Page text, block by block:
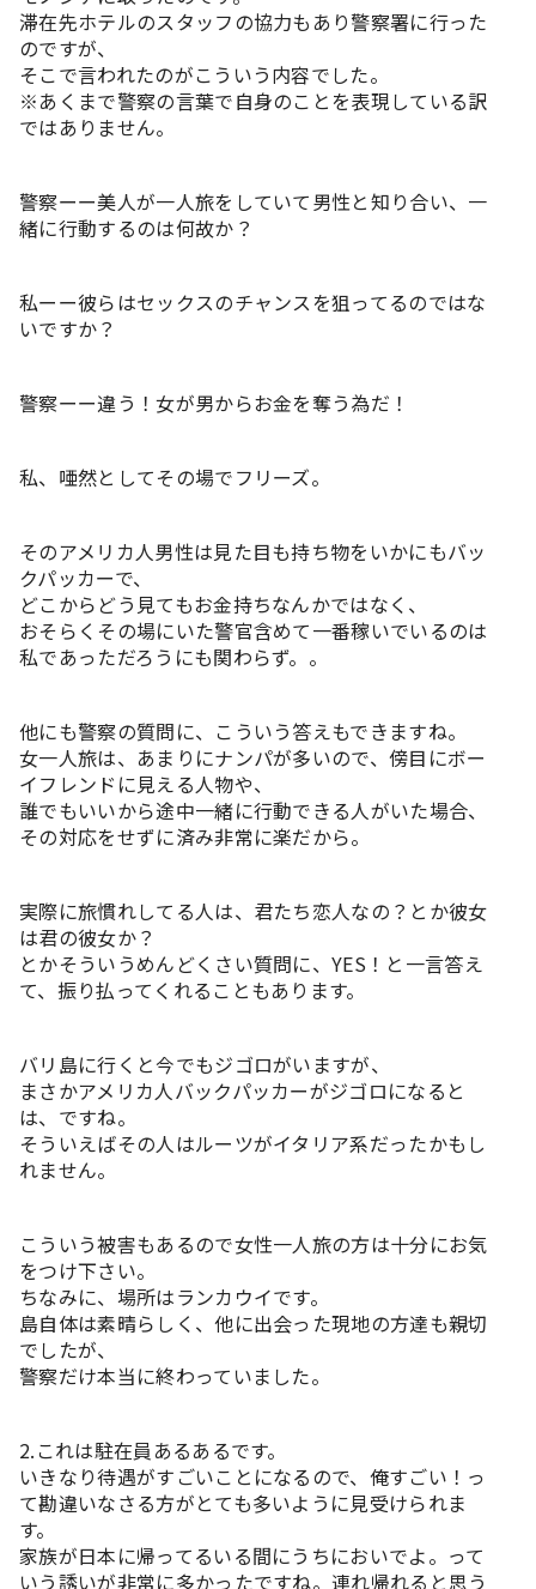
滞在先ホテルのスタッフの協力もあり警察署に行った
のですが、
そこで言われたのがこういう内容でした。
※あくまで警察の言葉で自身のことを表現している訳
ではありません。
警察ーー美人が一人旅をしていて男性と知り合い、一
緒に行動するのは何故か？
私ーー彼らはセックスのチャンスを狙ってるのではな
いですか？
警察ーー違う！女が男からお金を奪う為だ！
私、唖然としてその場でフリーズ。
そのアメリカ人男性は見た目も持ち物をいかにもバッ
クパッカーで、
どこからどう見てもお金持ちなんかではなく、
おそらくその場にいた警官含めて一番稼いでいるのは
私であっただろうにも関わらず。。
他にも警察の質問に、こういう答えもできますね。
女一人旅は、あまりにナンパが多いので、傍目にボー
イフレンドに見える人物や、
誰でもいいから途中一緒に行動できる人がいた場合、
その対応をせずに済み非常に楽だから。
実際に旅慣れしてる人は、君たち恋人なの？とか彼女
は君の彼女か？
とかそういうめんどくさい質問に、YES！と一言答え
て、振り払ってくれることもあります。
バリ島に行くと今でもジゴロがいますが、
まさかアメリカ人バックパッカーがジゴロになると
は、ですね。
そういえばその人はルーツがイタリア系だったかもし
れません。
こういう被害もあるので女性一人旅の方は十分にお気
をつけ下さい。
ちなみに、場所はランカウイです。
島自体は素晴らしく、他に出会った現地の方達も親切
でしたが、
警察だけ本当に終わっていました。
2.これは駐在員あるあるです。
いきなり待遇がすごいことになるので、俺すごい！っ
て勘違いなさる方がとても多いように見受けられま
す。
家族が日本に帰ってるいる間にうちにおいでよ。って
いう誘いが非常に多かったですね。連れ帰れると思う